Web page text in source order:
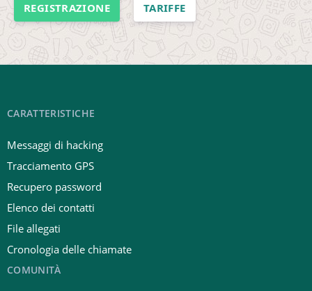
REGISTRAZIONE TARIFFE
CARATTERISTICHE
Messaggi di hacking
Tracciamento GPS
Recupero password
Elenco dei contatti
File allegati
Cronologia delle chiamate
COMUNITÀ